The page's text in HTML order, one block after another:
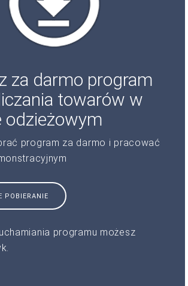
za darmo program
towarów w
odzieżowym
program za darmo i pracować
POBIERANIE
programu możesz